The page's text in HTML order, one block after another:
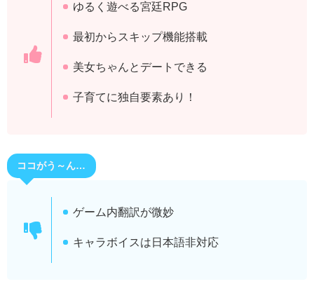
ゆるく遊べる宮廷RPG
最初からスキップ機能搭載
美女ちゃんとデートできる
子育てに独自要素あり！
ココがう～ん…
ゲーム内翻訳が微妙
キャラボイスは日本語非対応